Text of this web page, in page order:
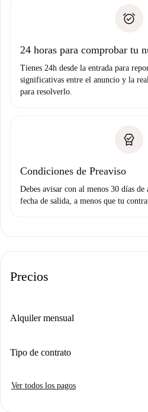
Prueba de solvencia
no nos comunicas ningún
24 horas para comprobar tu
Tienes 24h desde la entrada para
significativas entre el anuncio y la
para resolverlo.
Condiciones de Preaviso
Debes avisar con al menos 30 días
fecha de salida, a menos que tu
Precios
Alquiler mensual
Tipo de contrato
Ver todos los pagos